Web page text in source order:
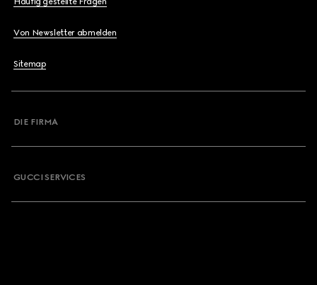
Von Newsletter abmelden
Sitemap
DIE FIRMA
GUCCI SERVICES